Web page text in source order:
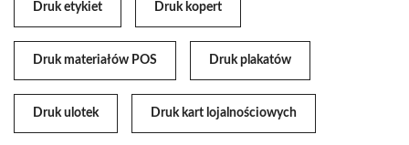
Druk etykiet Druk kopert
Druk materiałów POS Druk plakatów
Druk ulotek Druk kart lojalnościowych